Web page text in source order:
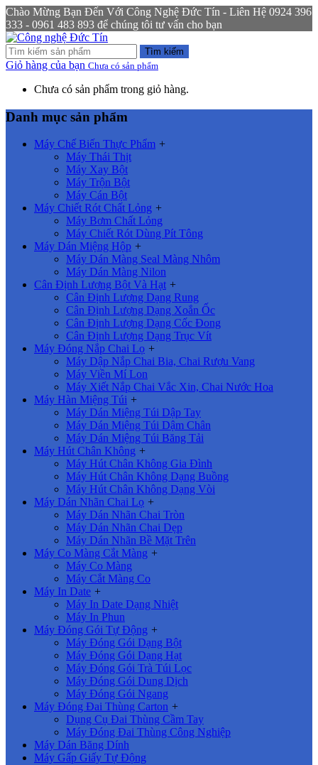
Chào Mừng Bạn Đến Với Công Nghệ Đức Tín - Liên Hệ 0924 396
333 - 0961 483 893 để chúng tôi tư vấn cho bạn
Tìm kiếm
Giỏ hàng của bạn Chưa có sản phẩm
Chưa có sản phẩm trong giỏ hàng.
Danh mục sản phẩm
Máy Chế Biến Thực Phẩm +
Máy Thái Thịt
Máy Xay Bột
Máy Trộn Bột
Máy Cán Bột
Máy Chiết Rót Chất Lỏng +
Máy Bơm Chất Lỏng
Máy Chiết Rót Dùng Pít Tông
Máy Dán Miệng Hộp +
Máy Dán Màng Seal Màng Nhôm
Máy Dán Màng Nilon
Cân Định Lượng Bột Và Hạt +
Cân Định Lượng Dạng Rung
Cân Định Lượng Dạng Xoắn Ốc
Cân Định Lượng Dạng Cốc Đong
Cân Định Lượng Dạng Trục Vít
Máy Đóng Nắp Chai Lọ +
Máy Dập Nắp Chai Bia, Chai Rượu Vang
Máy Viền Mí Lon
Máy Xiết Nắp Chai Vắc Xin, Chai Nước Hoa
Máy Hàn Miệng Túi +
Máy Dán Miệng Túi Dập Tay
Máy Dán Miệng Túi Dậm Chân
Máy Dán Miệng Túi Băng Tải
Máy Hút Chân Không +
Máy Hút Chân Không Gia Đình
Máy Hút Chân Không Dạng Buồng
Máy Hút Chân Không Dạng Vòi
Máy Dán Nhãn Chai Lọ +
Máy Dán Nhãn Chai Tròn
Máy Dán Nhãn Chai Dẹp
Máy Dán Nhãn Bề Mặt Trên
Máy Co Màng Cắt Màng +
Máy Co Màng
Máy Cắt Màng Co
Máy In Date +
Máy In Date Dạng Nhiệt
Máy In Phun
Máy Đóng Gói Tự Động +
Máy Đóng Gói Dạng Bột
Máy Đóng Gói Dạng Hạt
Máy Đóng Gói Trà Túi Lọc
Máy Đóng Gói Dung Dịch
Máy Đóng Gói Ngang
Máy Đóng Đai Thùng Carton +
Dụng Cụ Đai Thùng Cầm Tay
Máy Đóng Đai Thùng Công Nghiệp
Máy Dán Băng Dính
Máy Gấp Giấy Tự Động